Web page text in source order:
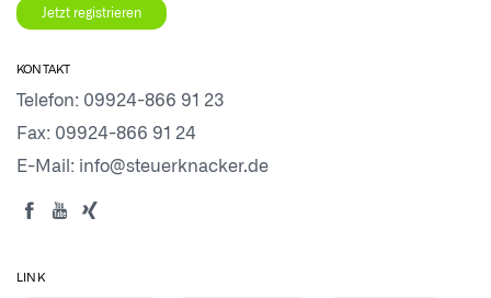
Jetzt registrieren
KONTAKT
Telefon: 09924-866 91 23
Fax: 09924-866 91 24
E-Mail: info@steuerknacker.de
LINK